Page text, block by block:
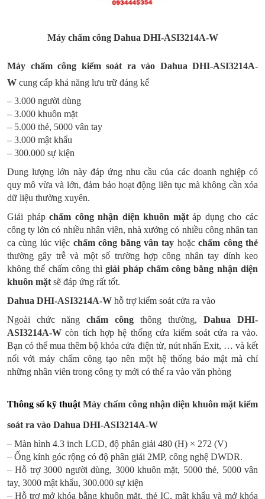
Máy chấm công Dahua DHI-ASI3214A-W
Máy chấm công kiểm soát ra vào Dahua DHI-ASI3214A-
W cung cấp khả năng lưu trữ đáng kể
– 3.000 người dùng
– 3.000 khuôn mặt
– 5.000 thẻ, 5000 vân tay
– 3.000 mật khẩu
– 300.000 sự kiện
Dung lượng lớn này đáp ứng nhu cầu của các doanh nghiệp có
quy mô vừa và lớn, đảm bảo hoạt động liên tục mà không cần xóa
dữ liệu thường xuyên.
Giải phápchấm công nhận diện khuôn mặtáp dụng cho các
công ty lớn có nhiều nhân viên, nhà xưởng có nhiều công nhân tan
ca cùng lúc việc chấm công bằng vân tay hoặcchấm công thẻ
thường gây trễ và một số trường hợp công nhân tay dính keo
không thể chấm công thìgiải pháp chấm công bằng nhận diện
khuôn mặt sẽ đáp ứng rất tốt.
Dahua DHI-ASI3214A-W hỗ trợ kiểm soát cửa ra vào
Ngoài chức năng chấm công thông thường, Dahua DHI-
ASI3214A-W còn tích hợp hệ thống cửa kiểm soát cửa ra vào.
Bạn có thể mua thêm bộ khóa cửa điện từ, nút nhấn Exit, … và kết
nối với máy chấm công tạo nên một hệ thống bảo mật mà chỉ
những nhân viên trong công ty mới có thể ra vào văn phòng
Thông số kỹ thuậtMáy chấm công nhận diện khuôn mặt kiểm
soát ra vào Dahua DHI-ASI3214A-W
– Màn hình 4.3 inch LCD, độ phân giải 480 (H) × 272 (V)
– Ống kính góc rộng có độ phân giải 2MP, công nghệ DWDR.
– Hỗ trợ 3000 người dùng, 3000 khuôn mặt, 5000 thẻ, 5000 vân
tay, 3000 mật khẩu, 300.000 sự kiện
– Hỗ trợ mở khóa bằng khuôn mặt, thẻ IC, mật khẩu và mở khóa